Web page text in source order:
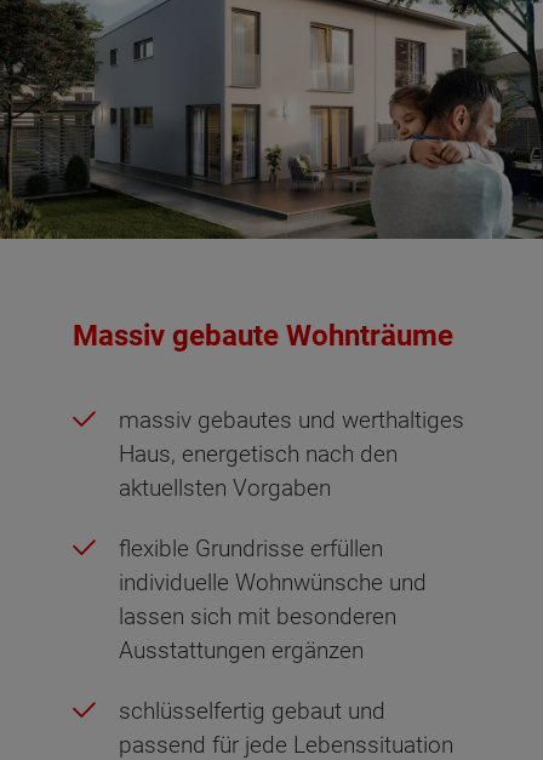
Massiv gebaute Wohnträume
massiv gebautes und werthaltiges
Haus, energetisch nach den
aktuellsten Vorgaben
flexible Grundrisse erfüllen
individuelle Wohnwünsche und
lassen sich mit besonderen
Ausstattungen ergänzen
schlüsselfertig gebaut und
passend für jede Lebenssituation